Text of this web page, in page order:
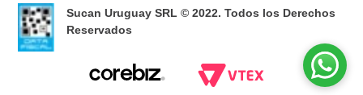
Sucan Uruguay SRL © 2022. Todos los Derechos
Reservados